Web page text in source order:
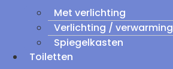
Met verlichting
Verlichting / verwarming
Spiegelkasten
Toiletten